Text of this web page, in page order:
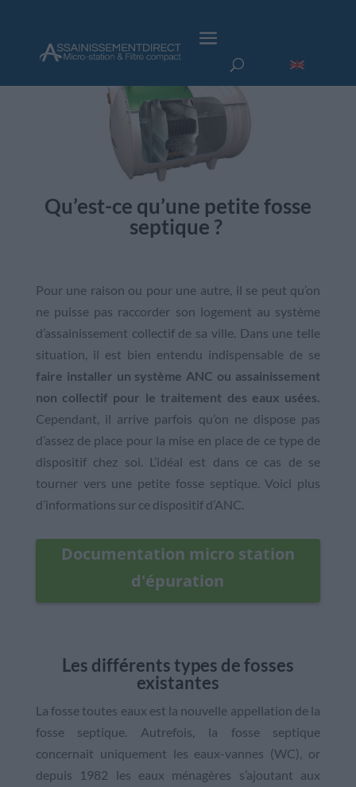
Qu’est-ce qu’une petite fosse
septique ?
Pour une raison ou pour une autre, il se peut qu’on
ne puisse pas raccorder son logement au système
d’assainissement collectif de sa ville. Dans une telle
situation, il est bien entendu indispensable de se
faire installer un système ANC ou assainissement
non collectif pour le traitement des eaux usées.
Cependant, il arrive parfois qu’on ne dispose pas
d’assez de place pour la mise en place de ce type de
dispositif chez soi. L’idéal est dans ce cas de se
tourner vers une petite fosse septique. Voici plus
d’informations sur ce dispositif d’ANC.
Documentation micro station
d'épuration
Les différents types de fosses
existantes
La fosse toutes eaux est la nouvelle appellation de la
fosse septique. Autrefois, la fosse septique
concernait uniquement les eaux-vannes (WC), or
depuis 1982 les eaux ménagères s’ajoutant aux